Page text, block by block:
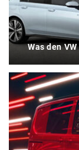
Was den